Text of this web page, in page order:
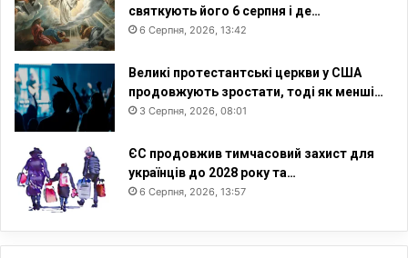
святкують його 6 серпня і де…
6 Серпня, 2026, 13:42
Великі протестантські церкви у США
продовжують зростати, тоді як менші…
3 Серпня, 2026, 08:01
ЄС продовжив тимчасовий захист для
українців до 2028 року та…
6 Серпня, 2026, 13:57